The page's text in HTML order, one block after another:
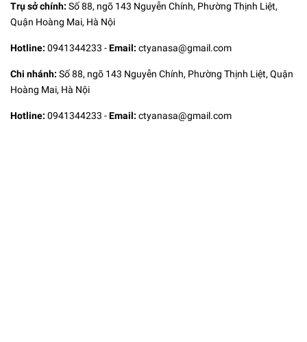
Trụ sở chính: Số 88, ngõ 143 Nguyễn Chính, Phường Thịnh Liệt,
Quận Hoàng Mai, Hà Nội
Hotline: 0941344233 -Email: ctyanasa@gmail.com
Chi nhánh: Số 88, ngõ 143 Nguyễn Chính, Phường Thịnh Liệt, Quận
Hoàng Mai, Hà Nội
Hotline: 0941344233 -Email: ctyanasa@gmail.com